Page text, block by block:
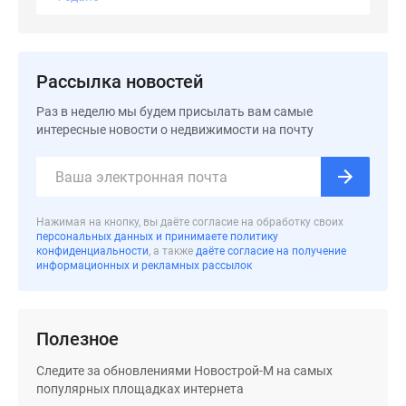
застройщиком
Москве
Программа
Новостройки
премиум-
класса
класса
Траншевая
ипотека
Рассылка новостей
Раз в неделю мы будем присылать вам самые
интересные новости о недвижимости на почту
Нажимая на кнопку, вы даёте согласие на обработку своих
персональных данных и принимаете политику
конфиденциальности, а также даёте согласие на получение
информационных и рекламных рассылок
Полезное
Следите за обновлениями Новострой-М на самых
популярных площадках интернета